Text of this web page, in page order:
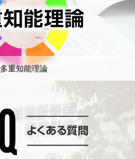
多重知能理論